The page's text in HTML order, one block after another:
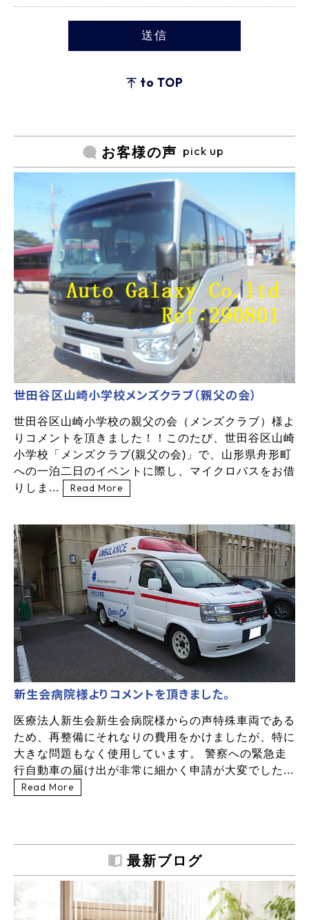
to TOP
お客様の声 pick up
世田谷区山崎小学校メンズクラブ（親父の会）
世田谷区山崎小学校の親父の会（メンズクラブ）様よ
りコメントを頂きました！！このたび、世田谷区山崎
小学校「メンズクラブ(親父の会)」で、山形県舟形町
への一泊二日のイベントに際し、マイクロバスをお借
りしま...
Read More
新生会病院様よりコメントを頂きました。
医療法人新生会新生会病院様からの声特殊車両である
ため、再整備にそれなりの費用をかけましたが、特に
大きな問題もなく使用しています。 警察への緊急走
行自動車の届け出が非常に細かく申請が大変でした...
Read More
最新ブログ